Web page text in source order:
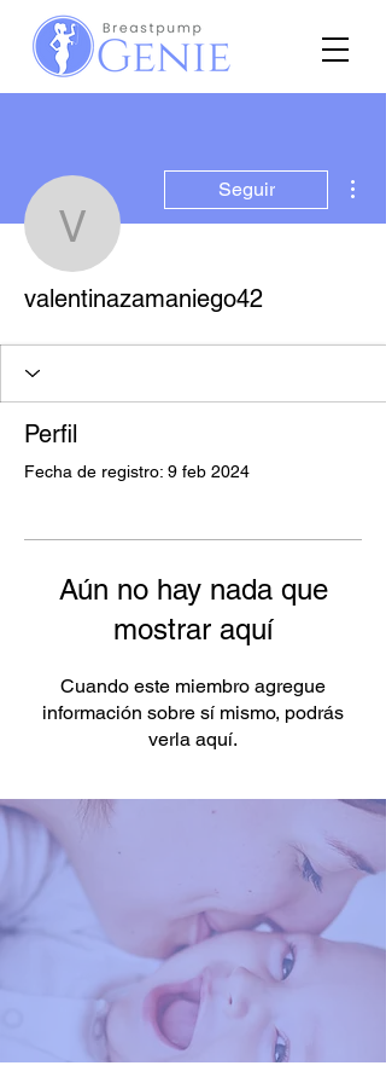
Seguir
valentinazamaniego42
Perfil
Fecha de registro: 9 feb 2024
Aún no hay nada que
mostrar aquí
Cuando este miembro agregue
información sobre sí mismo, podrás
verla aquí.